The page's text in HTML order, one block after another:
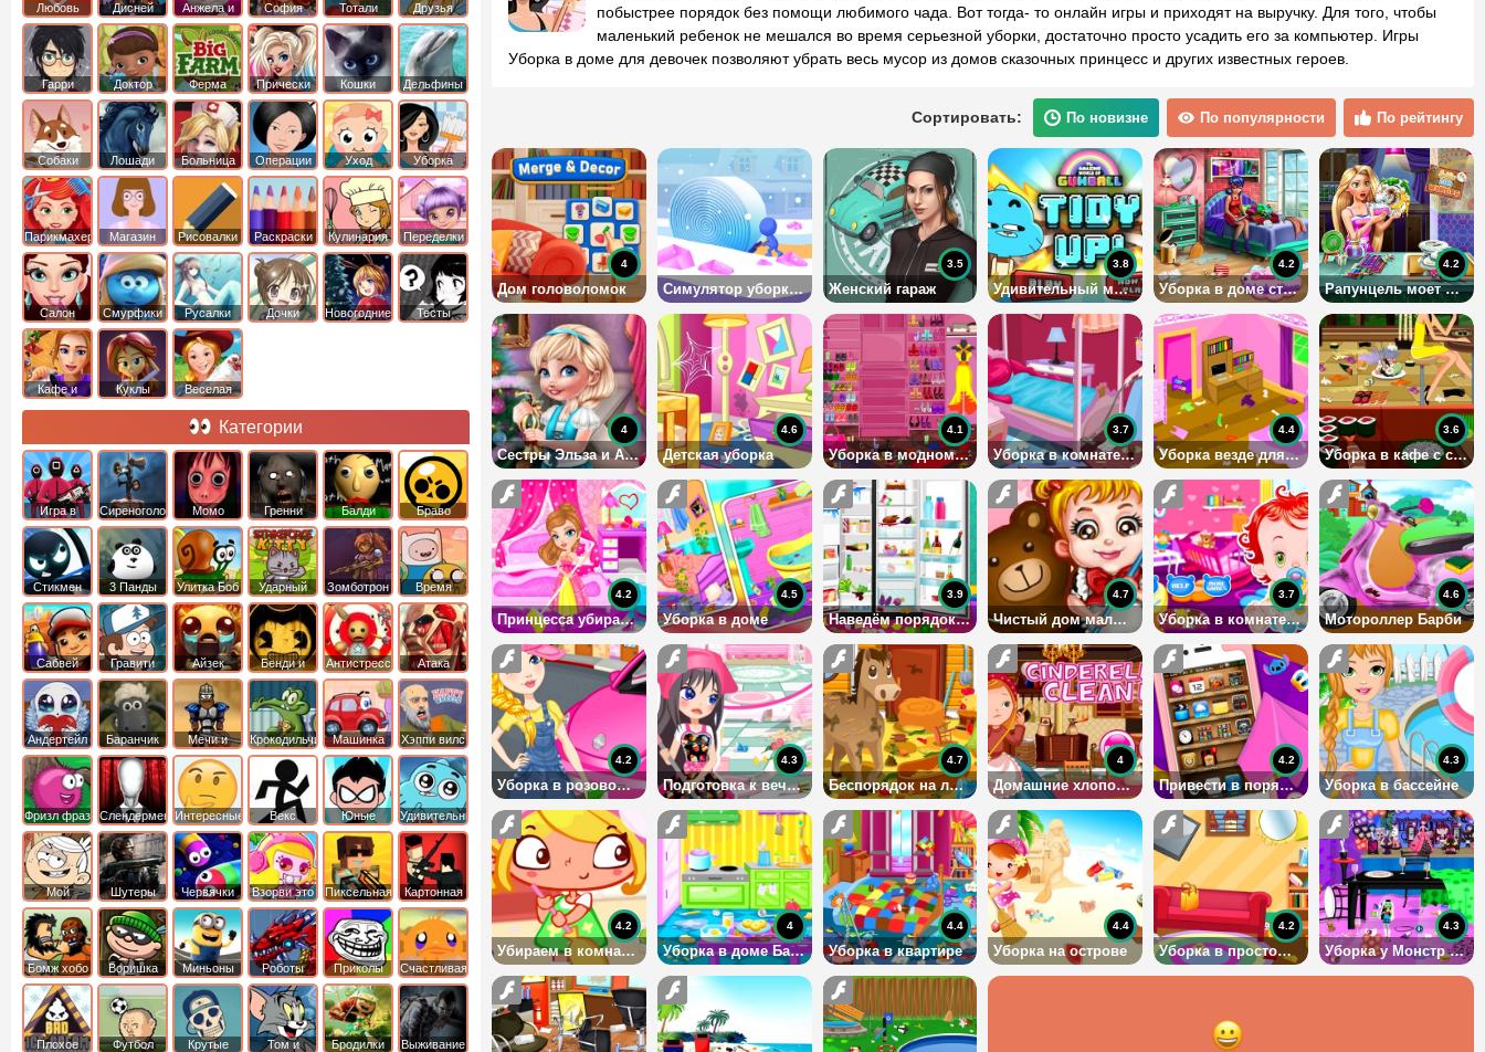
побыстрее порядок без помощи любимого чада. Вот тогда- то онлайн игры и приходят на выручку. Для того, чтобы
маленький ребенок не мешался во время серьезной уборки, достаточно просто усадить его за компьютер. Игры
Уборка в доме для девочек позволяют убрать весь мусор из домов сказочных принцесс и других известных героев.
Сортировать: По новизне По популярности По рейтингу
Дом головоломок
4
Симулятор уборки снега Женский гараж
3.5
Удивительный мир Гамбола: Убирайся
3.8
Уборка в доме старшеклассницы
4.2
Рапунцель моет посуду
4.2
Сестры Эльза и Анна готовятся к Новому Году
4
Детская уборка
4.6
Уборка в модном бутике
4.1
Уборка в комнате Золушки
3.7
Уборка везде для девочек
4.4
Уборка в кафе с суши
3.6
Принцесса убирает во дворце
4.2
Уборка в доме
4.5
Наведём порядок в холодильнике
3.9
Чистый дом малышки Хейзел
4.7
Уборка в комнате малыша
3.7
Мотороллер Барби
4.6
Уборка в розовом автомобиле
4.2
Подготовка к вечеринке
4.3
Беспорядок на лошадиной ферме
4.7
Домашние хлопоты Золушки
4
Привести в порядок iPhone
4.2
Уборка в бассейне
4.3
Убираем в комнате Сары
4.2
Уборка в доме Барби
4
Уборка в квартире
4.4
Уборка на острове
4.4
Уборка в простом доме
4.2
Уборка у Монстр Хай
4.3
Любовь Дисней
Анжела и
том
София
Прекрасная
Тотали
Спайс
Друзья
ангелов
Гарри
Поттер
Доктор
Плюшева
Ферма Прически Кошки Дельфины
Собаки Лошади Больница Операции Уход Уборка
Парикмахер Магазин Рисовалки Раскраски Кулинария Переделки
Салон Смурфики Русалки Дочки Новогодние Тесты
Кафе и
Куклы
Веселая
Категории
Игра в
Кальмара
Сиреноголовый Момо Гренни Балди
Браво
Старс
Стикмен 3 Панды Улитка Боб
Ударный
отряд котят
Зомботрон
Время
Приключений
Сабвей
Серф
Гравити
Фолз
Айзек
Бенди и
Чернильная
машина
Антистресс
Атака
Титанов
Андертейл
Баранчик
Шон
Мечи и
Сандали
Крокодильчик
Свомпи
Машинка
Вилли
Хэппи вилс
Фризл фраз Слендермен Интересные Векс
Юные
титаны
вперед
Удивительный
мир
Гамбола
Мой
шумный
дом
Шутеры Червячки Взорви это
Пиксельная
война
Картонная
башка
Бомж хобо
Воришка
боб
Миньоны
Роботы
динозавры
Приколы
Счастливая
обезьянка
Плохое
Футбол
Крутые
Том и
Бродилки
Выживание